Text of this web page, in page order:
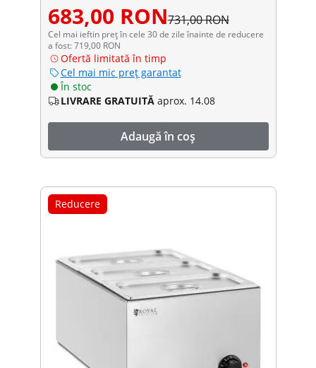
683,00 RON731,00 RON
Cel mai ieftin preț în cele 30 de zile înainte de reducere
a fost: 719,00 RON
Ofertă limitată în timp
Cel mai mic preț garantat
În stoc
LIVRARE GRATUITĂ aprox. 14.08
Adaugă în coș
Reducere